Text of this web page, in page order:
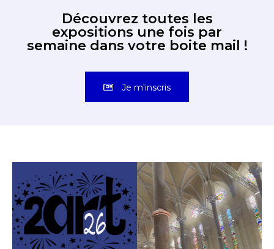
Découvrez toutes les
expositions une fois par
semaine dans votre boite mail !
Je m'inscris